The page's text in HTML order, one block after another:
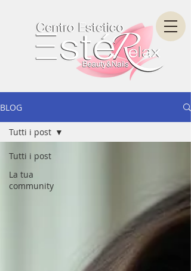
BLOG
Tutti i post
La tua
community
Tutti i post